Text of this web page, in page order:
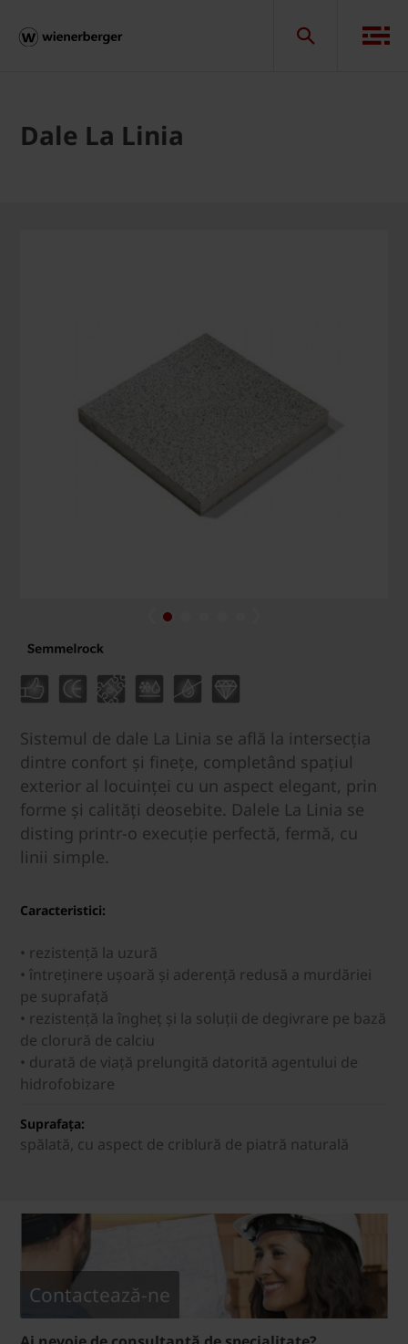
Dale La Linia
Sistemul de dale La Linia se află la intersecția
dintre confort și finețe, completând spațiul
exterior al locuinței cu un aspect elegant, prin
forme și calități deosebite. Dalele La Linia se
disting printr-o execuție perfectă, fermă, cu
linii simple.
Caracteristici:
• rezistenţă la uzură
• întreţinere uşoară şi aderenţă redusă a murdăriei
pe suprafaţă
• rezistenţă la îngheţ şi la soluții de degivrare pe bază
de clorură de calciu
• durată de viață prelungită datorită agentului de
hidrofobizare
Suprafața:
spălată, cu aspect de criblură de piatră naturală
Contactează-ne